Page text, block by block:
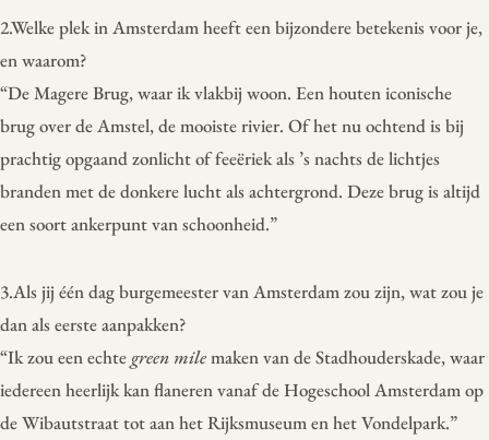
2.Welke plek in Amsterdam heeft een bijzondere betekenis voor je,
en waarom?
“De Magere Brug, waar ik vlakbij woon. Een houten iconische
brug over de Amstel, de mooiste rivier. Of het nu ochtend is bij
prachtig opgaand zonlicht of feeëriek als ’s nachts de lichtjes
branden met de donkere lucht als achtergrond. Deze brug is altijd
een soort ankerpunt van schoonheid.”
3.Als jij één dag burgemeester van Amsterdam zou zijn, wat zou je
dan als eerste aanpakken?
“Ik zou een echte green milemaken van de Stadhouderskade, waar
iedereen heerlijk kan flaneren vanaf de Hogeschool Amsterdam op
de Wibautstraat tot aan het Rijksmuseum en het Vondelpark.”